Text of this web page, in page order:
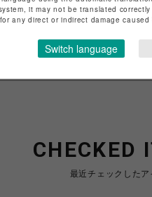
法など法令に基づく表記はこ
お問い合わせは こちら
CHECKED
最近チェックしたア
it may not be translated
any direct or indirect damage
Switch language